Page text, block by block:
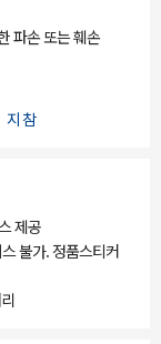
파손 또는 훼손
지참
제공
불가. 정품스티커